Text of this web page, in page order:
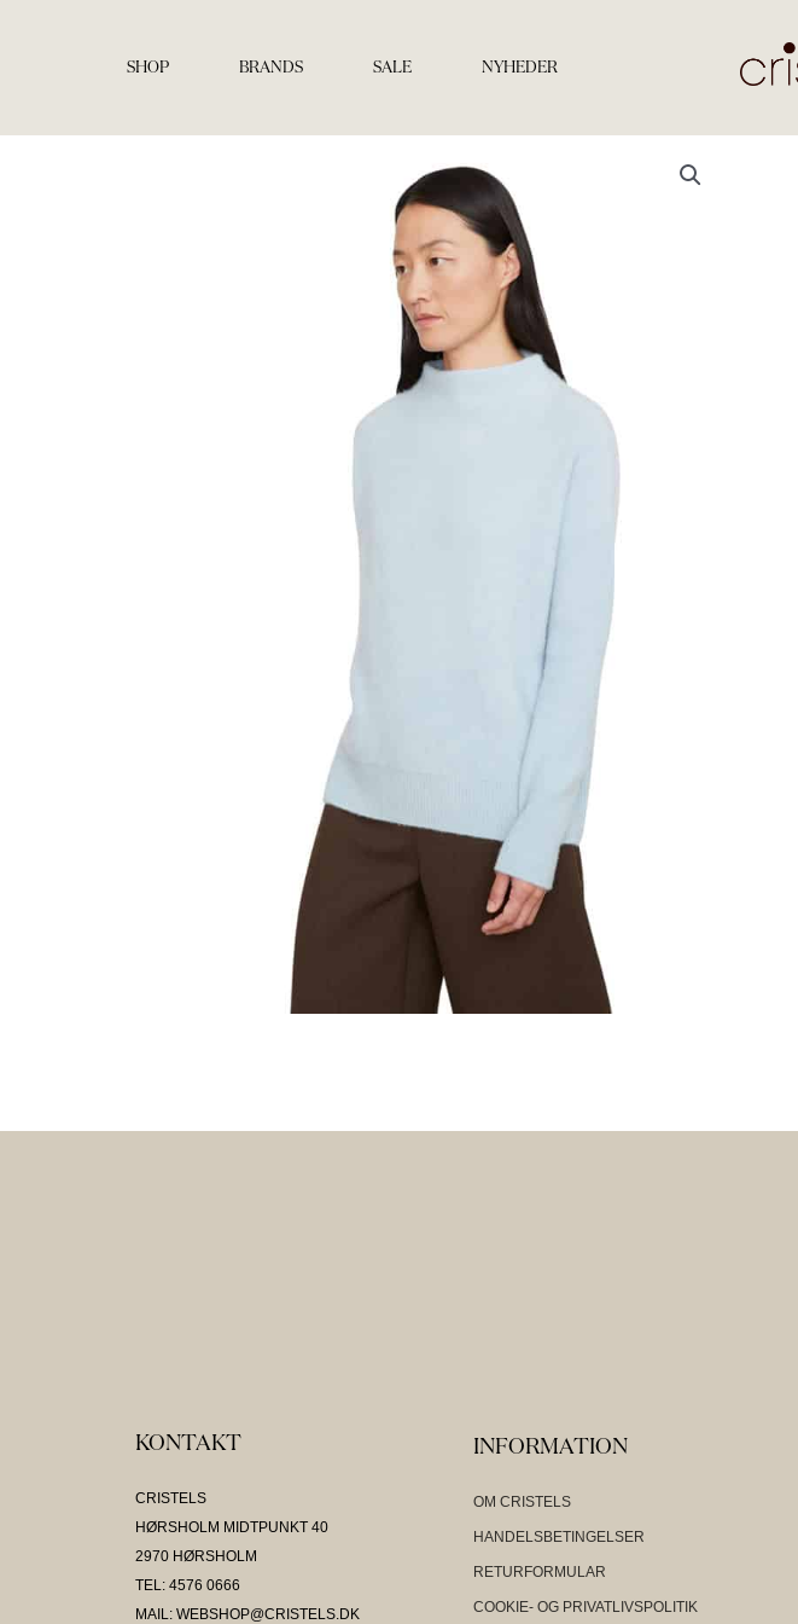
SHOP BRANDS SALE NYHEDER
KONTAKT
CRISTELS
HØRSHOLM MIDTPUNKT 40
2970 HØRSHOLM
TEL: 4576 0666
MAIL: WEBSHOP@CRISTELS.DK
INFORMATION
OM CRISTELS
HANDELSBETINGELSER
RETURFORMULAR
COOKIE- OG PRIVATLIVSPOLITIK